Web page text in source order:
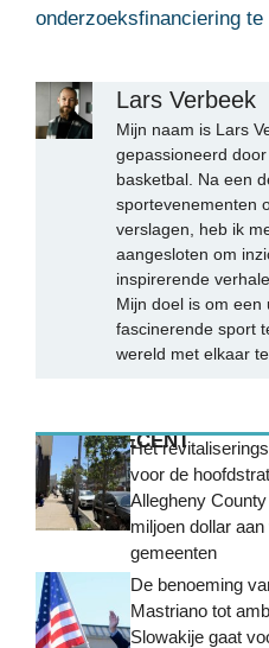
onderzoeksfinanciering te
Lars Verbeek
Mijn naam is Lars
gepassioneerd
basketbal. Na een
sportevenementen
verslagen, heb ik
aangesloten om
inspirerende
Mijn doel is om een
fascinerende sport
wereld met elkaar
MEEST RECENT
Het
voor de
Allegheny
miljoen dollar
gemeenten
De benoeming
Mastriano tot
Slowakije gaat